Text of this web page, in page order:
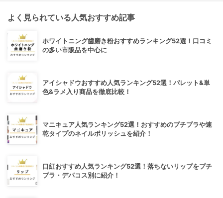
よく見られている人気おすすめ記事
ホワイトニング歯磨き粉おすすめランキング52選！口コミ
の多い市販品を中心に
アイシャドウおすすめ人気ランキング52選！パレット&単
色&ラメ入り商品を徹底比較！
マニキュア人気ランキング52選！おすすめのプチプラや速
乾タイプのネイルポリッシュを紹介！
口紅おすすめ人気ランキング52選！落ちないリップをプチ
プラ・デパコス別に紹介！